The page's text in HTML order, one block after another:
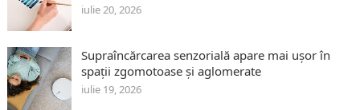
iulie 20, 2026
Supraîncărcarea senzorială apare mai ușor în
spații zgomotoase și aglomerate
iulie 19, 2026